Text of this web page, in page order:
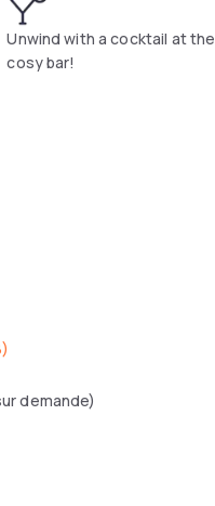
Unwind with a cocktail at the
cosy bar!
)
demande)